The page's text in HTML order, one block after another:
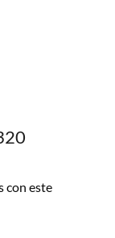
con este